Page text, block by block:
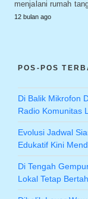
menjalani rumah
12 bulan ago
POS-POS
Di Balik Mikrofon
Radio Komunitas
Evolusi Jadwal
Edukatif Kini
Di Tengah
Lokal Tetap